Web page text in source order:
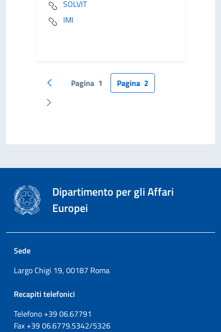
SOLVIT
IMI
Pagina precedente
Pagina 1 Pagina 2
Pagina successiva
Dipartimento per gli Affari
Europei
Sede
Largo Chigi 19, 00187 Roma
Recapiti telefonici
Telefono +3906.67791
Fax +3906.6779.5342/5326